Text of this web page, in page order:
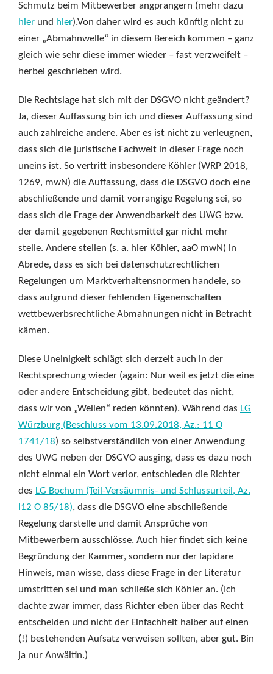
Schmutz beim Mitbewerber angprangern (mehr dazu
hier und hier).Von daher wird es auch künftig nicht zu
einer „Abmahnwelle“ in diesem Bereich kommen – ganz
gleich wie sehr diese immer wieder – fast verzweifelt –
herbei geschrieben wird.
Die Rechtslage hat sich mit der DSGVO nicht geändert?
Ja, dieser Auffassung bin ich und dieser Auffassung sind
auch zahlreiche andere. Aber es ist nicht zu verleugnen,
dass sich die juristische Fachwelt in dieser Frage noch
uneins ist. So vertritt insbesondere Köhler (WRP 2018,
1269, mwN) die Auffassung, dass die DSGVO doch eine
abschließende und damit vorrangige Regelung sei, so
dass sich die Frage der Anwendbarkeit des UWG bzw.
der damit gegebenen Rechtsmittel gar nicht mehr
stelle. Andere stellen (s. a. hier Köhler, aaO mwN) in
Abrede, dass es sich bei datenschutzrechtlichen
Regelungen um Marktverhaltensnormen handele, so
dass aufgrund dieser fehlenden Eigenenschaften
wettbewerbsrechtliche Abmahnungen nicht in Betracht
kämen.
Diese Uneinigkeit schlägt sich derzeit auch in der
Rechtsprechung wieder (again: Nur weil es jetzt die eine
oder andere Entscheidung gibt, bedeutet das nicht,
dass wir von „Wellen“ reden könnten). Während das LG
Würzburg (Beschluss vom 13.09.2018, Az.: 11 O
1741/18) so selbstverständlich von einer Anwendung
des UWG neben der DSGVO ausging, dass es dazu noch
nicht einmal ein Wort verlor, entschieden die Richter
des LG Bochum (Teil-Versäumnis- und Schlussurteil, Az.
I12 O 85/18), dass die DSGVO eine abschließende
Regelung darstelle und damit Ansprüche von
Mitbewerbern ausschlösse. Auch hier findet sich keine
Begründung der Kammer, sondern nur der lapidare
Hinweis, man wisse, dass diese Frage in der Literatur
umstritten sei und man schließe sich Köhler an. (Ich
dachte zwar immer, dass Richter eben über das Recht
entscheiden und nicht der Einfachheit halber auf einen
(!) bestehenden Aufsatz verweisen sollten, aber gut. Bin
ja nur Anwältin.)